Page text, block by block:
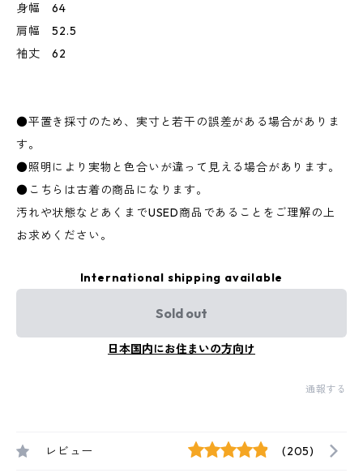
身幅 64
肩幅 52.5
袖丈 62
●平置き採寸のため、実寸と若干の誤差がある場合がありま
す。
●照明により実物と色合いが違って見える場合があります。
●こちらは古着の商品になります。
汚れや状態などあくまでUSED商品であることをご理解の上
お求めください。
International shipping available
Sold out
日本国内にお住まいの方向け
通報する
レビュー (205)